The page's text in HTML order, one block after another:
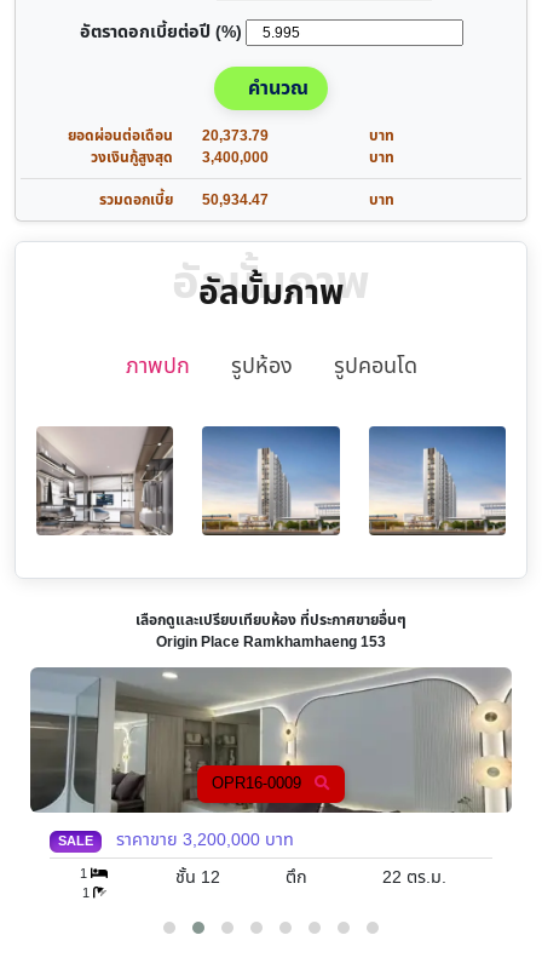
อัตราดอกเบี้ยต่อปี (%)
คำนวณ
ยอดผ่อนต่อเดือน 20,373.79
บาท
วงเงินกู้สูงสุด
3,400,000
บาท
รวมดอกเบี้ย
50,934.47 บาท
อัลบั้มภาพ
อัลบั้มภาพ
ภาพปก รูปห้อง รูปคอนโด
เลือกดูและเปรียบเทียบห้อง ที่ประกาศขายอื่นๆ
Origin Place Ramkhamhaeng 153
OPR16-0009
SALE ราคาขาย3,200,000 บาท
1
1
ชั้น 12 ตึก 22 ตร.ม.